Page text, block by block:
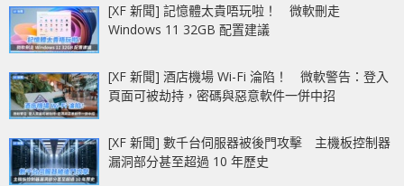
[XF 新聞] 記憶體太貴唔玩啦！ 微軟刪走
Windows 11 32GB 配置建議
[XF 新聞] 酒店機場 Wi-Fi 淪陷！ 微軟警告：登入
頁面可被劫持，密碼與惡意軟件一併中招
[XF 新聞] 數千台伺服器被後門攻擊 主機板控制器
漏洞部分甚至超過 10 年歷史